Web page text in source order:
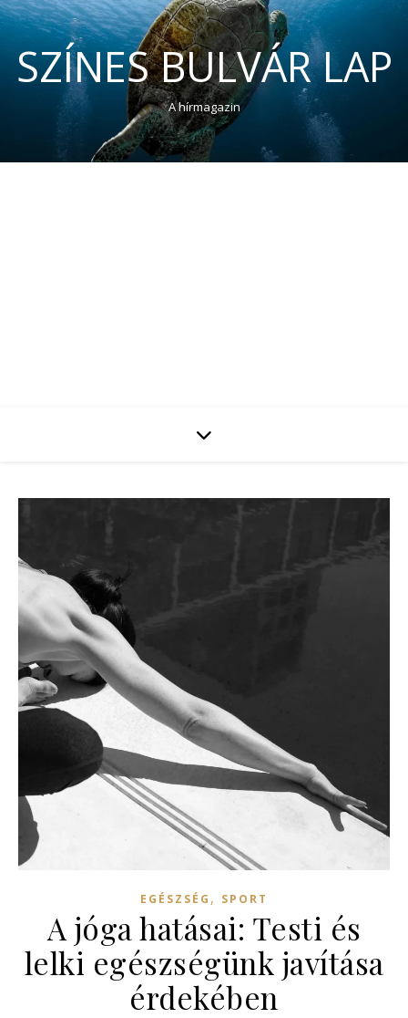
SZÍNES BULVÁR LAP
A hírmagazin
EGÉSZSÉG , SPORT
A jóga hatásai: Testi és
lelki egészségünk javítása
érdekében